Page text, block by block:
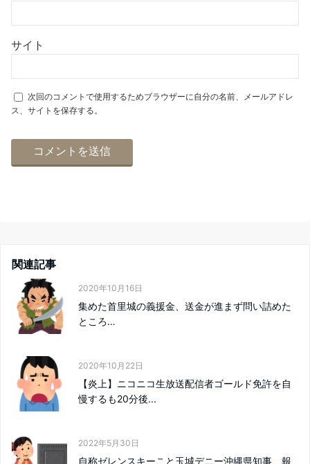
サイト
次回のコメントで使用するためブラウザーに自分の名前、メールアドレ
ス、サイトを保存する。
関連記事
2020年10月16日
集めた首里城の義援金、送金が進まず問い詰めた
ところ…
2020年10月22日
【炎上】ニコニコ生放送配信者ゴールド免許を自
慢するも20分後...
2022年5月30日
自称ゼレンスキーこと玉城デニー沖縄県知事、報